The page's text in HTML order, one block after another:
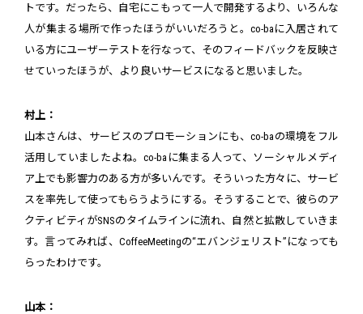
トです。だったら、自宅にこもって一人で開発するより、いろんな
人が集まる場所で作ったほうがいいだろうと。co-baに入居されて
いる方にユーザーテストを行なって、そのフィードバックを反映さ
せていったほうが、より良いサービスになると思いました。
村上：
山本さんは、サービスのプロモーションにも、co-baの環境をフル
活用していましたよね。co-baに集まる人って、ソーシャルメディ
ア上でも影響力のある方が多いんです。そういった方々に、サービ
スを率先して使ってもらうようにする。そうすることで、彼らのア
クティビティがSNSのタイムラインに流れ、自然と拡散していきま
す。言ってみれば、CoffeeMeetingの“エバンジェリスト”になっても
らったわけです。
山本：